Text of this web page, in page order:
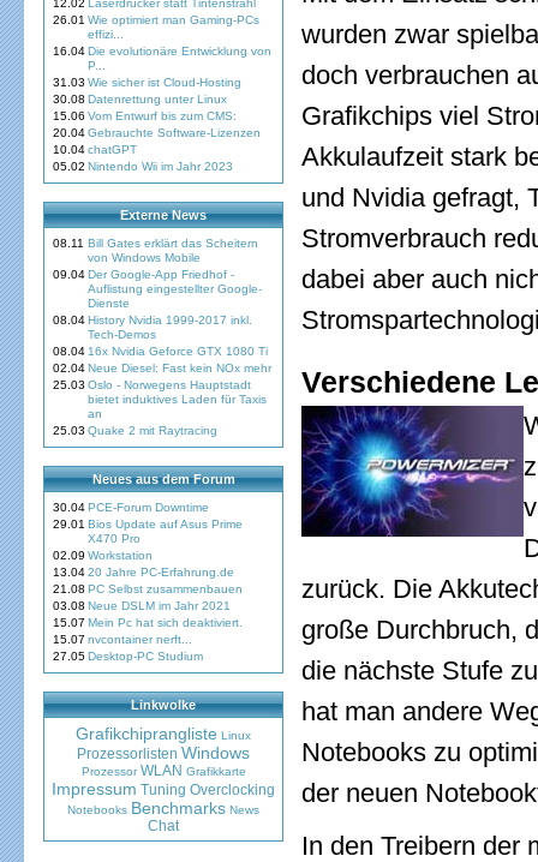
12.02 Laserdrucker statt Tintenstrahl
26.01 Wie optimiert man Gaming-PCs
effizi...
16.04Die evolutionäre Entwicklung von
P...
31.03 Wie sicher ist Cloud-Hosting
30.08 Datenrettung unter Linux
15.06 Vom Entwurf bis zum CMS:
20.04Gebrauchte Software-Lizenzen
10.04chatGPT
05.02 Nintendo Wii im Jahr 2023
Externe News
08.11 Bill Gates erklärt das Scheitern
von Windows Mobile
09.04Der Google-App Friedhof -
Auflistung eingestellter Google-
Dienste
08.04History Nvidia 1999-2017 inkl.
Tech-Demos
08.04 16x Nvidia Geforce GTX 1080 Ti
02.04Neue Diesel: Fast kein NOx mehr
25.03 Oslo - Norwegens Hauptstadt
bietet induktives Laden für Taxis
an
25.03 Quake 2 mit Raytracing
Neues aus dem Forum
30.04PCE-Forum Downtime
29.01 Bios Update auf Asus Prime
X470 Pro
02.09 Workstation
13.0420 Jahre PC-Erfahrung.de
21.08 PC Selbst zusammenbauen
03.08 Neue DSLM im Jahr 2021
15.07 Mein Pc hat sich deaktiviert.
15.07 nvcontainer nerft...
27.05Desktop-PC Studium
Linkwolke
Grafikchiprangliste Linux
Prozessorlisten Windows
Prozessor WLAN Grafikkarte
Impressum Tuning Overclocking
Notebooks Benchmarks News
Chat
wurden zwar
doch verbrauchen
Grafikchips viel
Akkulaufzeit stark
und Nvidia gefragt,
Stromverbrauch
dabei aber auch
Verschiedene
zurück. Die
große Durchbruch,
die nächste Stufe
hat man andere
Notebooks zu
der neuen
In den Treibern der